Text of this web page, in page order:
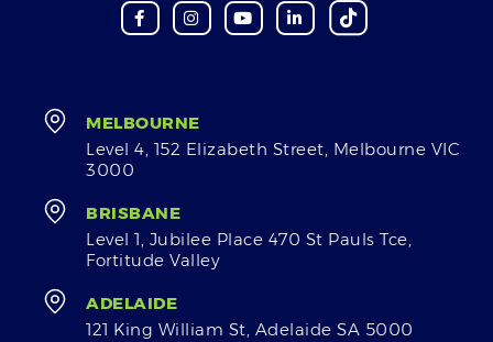
MELBOURNE
Level 4, 152 Elizabeth Street, Melbourne VIC
3000
BRISBANE
Level 1, Jubilee Place 470 St Pauls Tce,
Fortitude Valley
ADELAIDE
121 King William St, Adelaide SA 5000